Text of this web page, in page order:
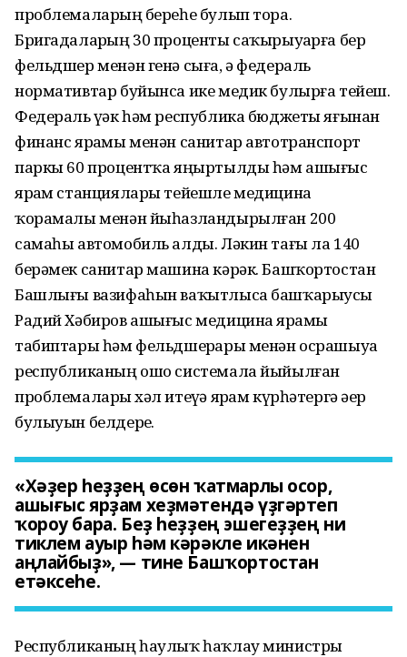
проблемаларҙың береһе булып тора.
Бригадаларҙың 30 проценты саҡырыуҙарға бер
фельдшер менән генә сыға, ә федераль
нормативтар буйынса ике медик булырға тейеш.
Федераль үҙәк һәм республика бюджеты яғынан
финанс ярҙамы менән санитар автотранспорт
паркы 60 процентҡа яңыртылды һәм ашығыс
ярҙам станциялары тейешле медицина
ҡорамалы менән йыһазландырылған 200
самаһы автомобиль алды. Ләкин тағы ла 140
берәмек санитар машина кәрәк. Башҡортостан
Башлығы вазифаһын ваҡытлыса башҡарыусы
Радий Хәбиров ашығыс медицина ярҙамы
табиптары һәм фельдшерҙары менән осрашыуҙа
республиканың ошо системала йыйылған
проблемаларҙы хәл итеүҙә ярҙам күрһәтергә әҙер
булыуын белдерҙе.
«Хәҙер һеҙҙең өсөн ҡатмарлы осор,
ашығыс ярҙам хеҙмәтендә үҙгәртеп
ҡороу бара. Беҙ һеҙҙең эшегеҙҙең ни
тиклем ауыр һәм кәрәкле икәнен
аңлайбыҙ», — тине Башҡортостан
етәксеһе.
Республиканың һаулыҡ һаҡлау министры